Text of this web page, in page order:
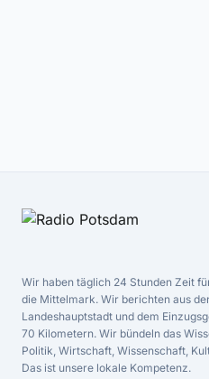
Wir haben täglich 24 Stunden Zeit
die Mittelmark. Wir berichten aus
Landeshauptstadt und dem
70 Kilometern. Wir bündeln das
Politik, Wirtschaft, Wissenschaft,
Das ist unsere lokale Kompetenz.